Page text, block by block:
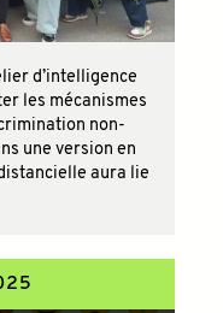
d’intelligence
les mécanismes
non-
une version en
aura lie